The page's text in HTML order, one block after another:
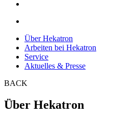
Über Hekatron
Arbeiten bei Hekatron
Service
Aktuelles & Presse
BACK
Über Hekatron